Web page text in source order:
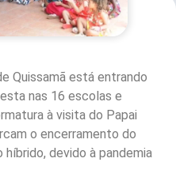
Quissamã está entrando
nas 16 escolas e
à visita do Papai
o encerramento do
devido à pandemia